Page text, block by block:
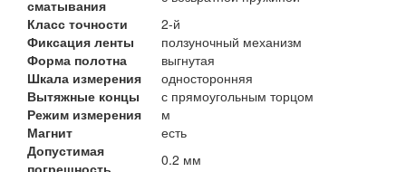
сматывания
Класс точности
2-й
Фиксация ленты
ползуночный механизм
Форма полотна
выгнутая
Шкала измерения
односторонняя
Вытяжные концы
с прямоугольным торцом
Режим измерения
м
Магнит
есть
Допустимая
погрешность
0.2 мм